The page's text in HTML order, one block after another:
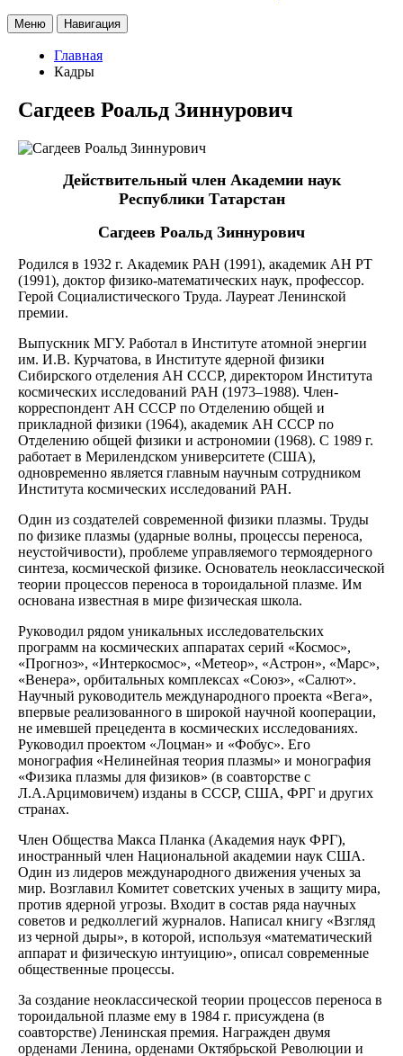
Меню Навигация
Главная
Кадры
Сагдеев Роальд Зиннурович
Действительный член Академии наук
Республики Татарстан
Сагдеев Роальд Зиннурович
Родился в 1932 г. Академик РАН (1991), академик АН РТ
(1991), доктор физико-математических наук, профессор.
Герой Социалистического Труда. Лауреат Ленинской
премии.
Выпускник МГУ. Работал в Институте атомной энергии
им. И.В. Курчатова, в Институте ядерной физики
Сибирского отделения АН СССР, директором Института
космических исследований РАН (1973–1988). Член-
корреспондент АН СССР по Отделению общей и
прикладной физики (1964), академик АН СССР по
Отделению общей физики и астрономии (1968). С 1989 г.
работает в Мерилендском университете (США),
одновременно является главным научным сотрудником
Института космических исследований РАН.
Один из создателей современной физики плазмы. Труды
по физике плазмы (ударные волны, процессы переноса,
неустойчивости), проблеме управляемого термоядерного
синтеза, космической физике. Основатель неоклассической
теории процессов переноса в тороидальной плазме. Им
основана известная в мире физическая школа.
Руководил рядом уникальных исследовательских
программ на космических аппаратах серий «Космос»,
«Прогноз», «Интеркосмос», «Метеор», «Астрон», «Марс»,
«Венера», орбитальных комплексах «Союз», «Салют».
Научный руководитель международного проекта «Вега»,
впервые реализованного в широкой научной кооперации,
не имевшей прецедента в космических исследованиях.
Руководил проектом «Лоцман» и «Фобус». Его
монография «Нелинейная теория плазмы» и монография
«Физика плазмы для физиков» (в соавторстве с
Л.А.Арцимовичем) изданы в СССР, США, ФРГ и других
странах.
Член Общества Макса Планка (Академия наук ФРГ),
иностранный член Национальной академии наук США.
Один из лидеров международного движения ученых за
мир. Возглавил Комитет советских ученых в защиту мира,
против ядерной угрозы. Входит в состав ряда научных
советов и редколлегий журналов. Написал книгу «Взгляд
из черной дыры», в которой, используя «математический
аппарат и физическую интуицию», описал современные
общественные процессы.
За создание неоклассической теории процессов переноса в
тороидальной плазме ему в 1984 г. присуждена (в
соавторстве) Ленинская премия. Награжден двумя
орденами Ленина, орденами Октябрьской Революции и